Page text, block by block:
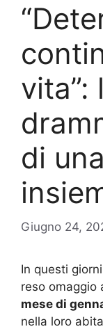
vita”:
di
Giugno 24,
In questi
reso omaggio
mese di
nella loro